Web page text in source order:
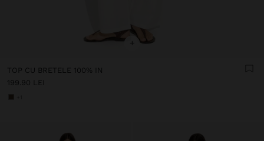
+
TOP CU BRETELE 100% IN
199.90 LEI